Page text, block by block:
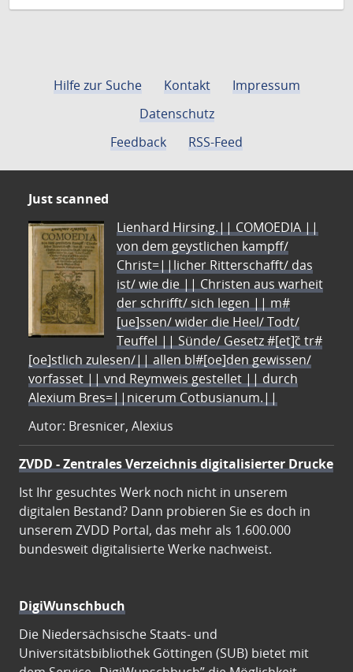
Hilfe zur Suche Kontakt
Impressum
Datenschutz
Feedback
RSS-Feed
Just scanned
Lienhard Hirsing.|| COMOEDIA ||
von dem geystlichen kampff/
Christ=||licher Ritterschafft/ das
ist/ wie die || Christen aus warheit
der schrifft/ sich legen || m#
[ue]ssen/ wider die Heel/ Todt/
Teuffel || Sünde/ Gesetz #[et]c̃ tr#
[oe]stlich zulesen/|| allen bl#[oe]den gewissen/
vorfasset || vnd Reymweis gestellet || durch
Alexium Bres=||nicerum Cotbusianum.||
Autor: Bresnicer, Alexius
ZVDD - Zentrales Verzeichnis digitalisierter Drucke
Ist Ihr gesuchtes Werk noch nicht in unserem
digitalen Bestand? Dann probieren Sie es doch in
unserem ZVDD Portal, das mehr als 1.600.000
bundesweit digitalisierte Werke nachweist.
DigiWunschbuch
Die Niedersächsische Staats- und
Universitätsbibliothek Göttingen (SUB) bietet mit